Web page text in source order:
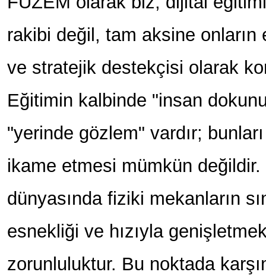
rakibi değil, tam aksine onların
ve stratejik destekçisi olarak
Eğitimin kalbinde "insan
"yerinde gözlem" vardır;
ikame etmesi mümkün
dünyasında fiziki mekanların
esnekliği ve hızıyla
zorunluluktur. Bu noktada